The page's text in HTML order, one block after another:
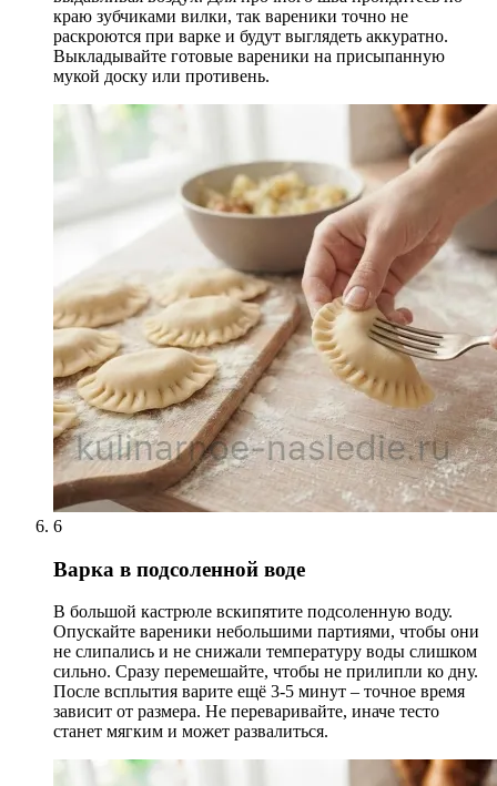
краю зубчиками вилки, так вареники точно не
раскроются при варке и будут выглядеть аккуратно.
Выкладывайте готовые вареники на присыпанную
мукой доску или противень.
6
Варка в подсоленной воде
В большой кастрюле вскипятите подсоленную воду.
Опускайте вареники небольшими партиями, чтобы они
не слипались и не снижали температуру воды слишком
сильно. Сразу перемешайте, чтобы не прилипли ко дну.
После всплытия варите ещё 3-5 минут – точное время
зависит от размера. Не переваривайте, иначе тесто
станет мягким и может развалиться.